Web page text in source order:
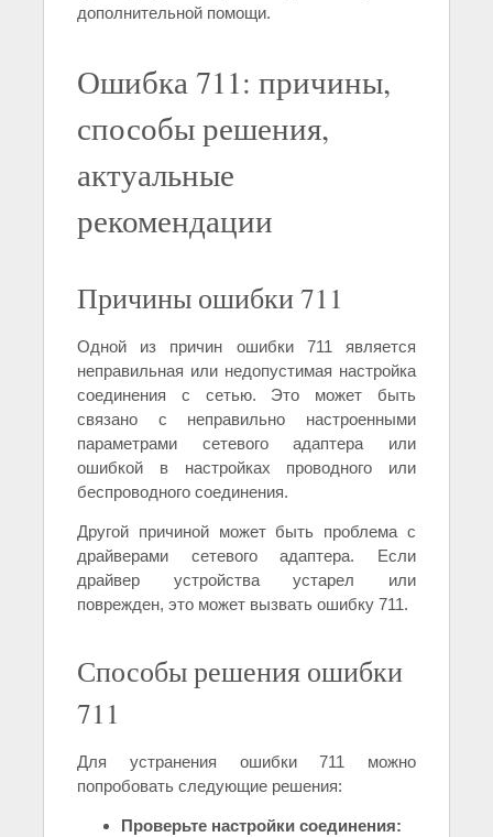
дополнительной помощи.
Ошибка 711: причины,
способы решения,
актуальные
рекомендации
Причины ошибки 711
Одной из причин ошибки 711 является
неправильная или недопустимая настройка
соединения с сетью. Это может быть
связано с неправильно настроенными
параметрами сетевого адаптера или
ошибкой в настройках проводного или
беспроводного соединения.
Другой причиной может быть проблема с
драйверами сетевого адаптера. Если
драйвер устройства устарел или
поврежден, это может вызвать ошибку 711.
Способы решения ошибки
711
Для устранения ошибки 711 можно
попробовать следующие решения:
Проверьте настройки соединения: